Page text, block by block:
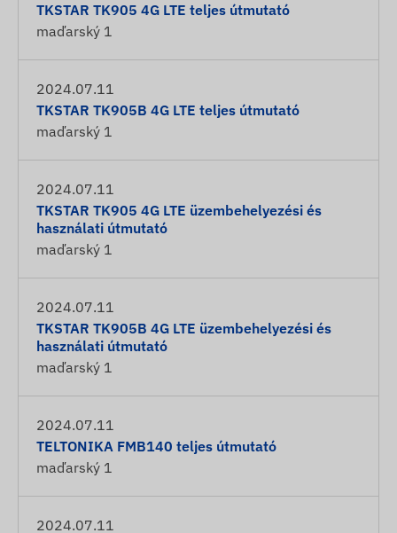
TKSTAR TK905 4G LTE teljes útmutató
maďarský 1
2024.07.11
TKSTAR TK905B 4G LTE teljes útmutató
maďarský 1
2024.07.11
TKSTAR TK905 4G LTE üzembehelyezési és
használati útmutató
maďarský 1
2024.07.11
TKSTAR TK905B 4G LTE üzembehelyezési és
használati útmutató
maďarský 1
2024.07.11
TELTONIKA FMB140 teljes útmutató
maďarský 1
2024.07.11